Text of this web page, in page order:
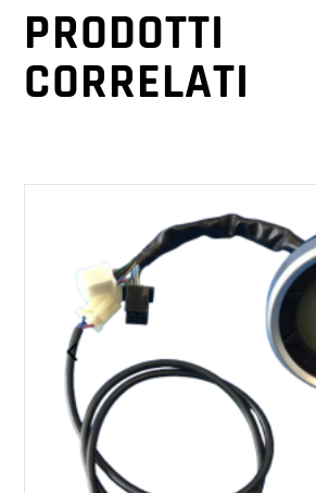
PRODOTTI
CORRELATI
AGGIUNGI AL CARRELLO